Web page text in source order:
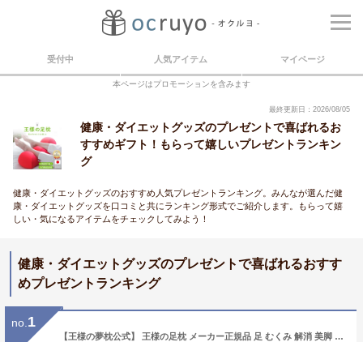
受付中 人気アイテム マイページ
本ページはプロモーションを含みます
最終更新日：2026/08/05
健康・ダイエットグッズのプレゼントで喜ばれるお
すすめギフト！もらって嬉しいプレゼントランキン
グ
健康・ダイエットグッズのおすすめ人気プレゼントランキング。みんなが選んだ健
康・ダイエットグッズを口コミと共にランキング形式でご紹介します。もらって嬉
しい・気になるアイテムをチェックしてみよう！
健康・ダイエットグッズのプレゼントで喜ばれるおすす
めプレゼントランキング
no. 1
【王様の夢枕公式】 王様の足枕 メーカー正規品 足 むくみ 解消 美脚 ストレッチ マッサージ 腰枕 膝枕 プレゼント 両親 女性 癒し グッズ プレゼント 実用的 ビーズ クッション ミニ 可愛い 王様の枕 日本製人気 花以外 実用的 足枕 足まくら